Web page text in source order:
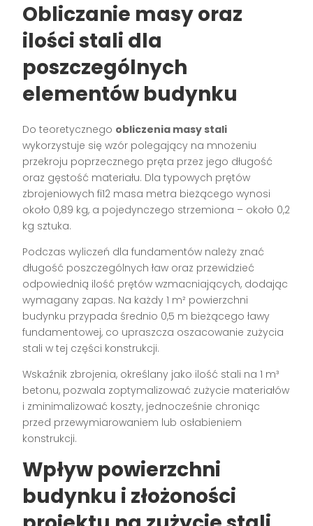
Obliczanie masy oraz
ilości stali dla
poszczególnych
elementów budynku
Do teoretycznego obliczenia masy stali
wykorzystuje się wzór polegający na mnożeniu
przekroju poprzecznego pręta przez jego długość
oraz gęstość materiału. Dla typowych prętów
zbrojeniowych fi12 masa metra bieżącego wynosi
około 0,89 kg, a pojedynczego strzemiona – około 0,2
kg sztuka.
Podczas wyliczeń dla fundamentów należy znać
długość poszczególnych ław oraz przewidzieć
odpowiednią ilość prętów wzmacniających, dodając
wymagany zapas. Na każdy 1 m² powierzchni
budynku przypada średnio 0,5 m bieżącego ławy
fundamentowej, co upraszcza oszacowanie zużycia
stali w tej części konstrukcji.
Wskaźnik zbrojenia, określany jako ilość stali na 1 m³
betonu, pozwala zoptymalizować zużycie materiałów
i zminimalizować koszty, jednocześnie chroniąc
przed przewymiarowaniem lub osłabieniem
konstrukcji.
Wpływ powierzchni
budynku i złożoności